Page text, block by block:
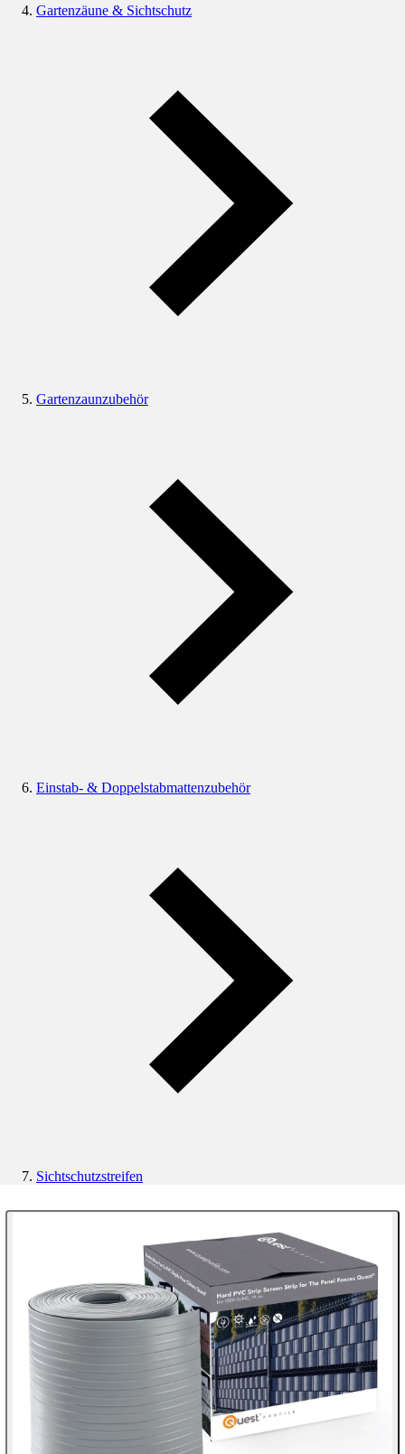
Gartenzäune & Sichtschutz
Gartenzaunzubehör
Einstab- & Doppelstabmattenzubehör
Sichtschutzstreifen